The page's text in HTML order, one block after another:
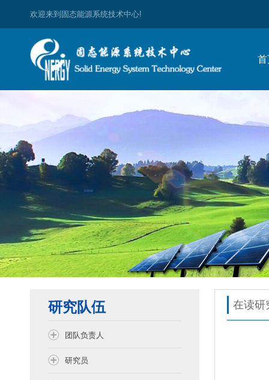
欢迎来到固态能源系统技术中心!
首
研究队伍
团队负责人
研究员
在读研